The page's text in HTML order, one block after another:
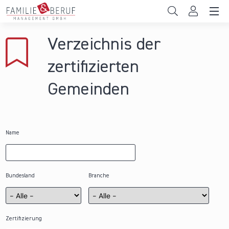
Direkt zum Inhalt
Gemeinden
Hochschulen
Verzeichnis der
zertifizierten
Gemeinden
Name
Bundesland Branche
Zertifizierung